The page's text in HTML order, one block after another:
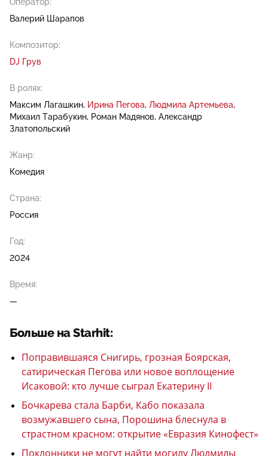
Валерий Шарапов
Композитор:
DJ Грув
В ролях:
Максим Лагашкин Ирина Пегова Людмила Артемьева
Михаил Тарабукин Роман Мадянов Александр
Златопольский
Жанр:
Комедия
Страна:
Россия
Год:
2024
Время:
—
Больше на Starhit:
Поправившаяся Снигирь, грозная Боярская,
сатирическая Пегова или новое воплощение
Исаковой: кто лучше сыграл Екатерину II
Бочкарева стала Барби, Кабо показала
возмужавшего сына, Порошина блеснула в
страстном красном: открытие «Евразия Кинофест»
Поклонники не могут найти могилу Людмилы